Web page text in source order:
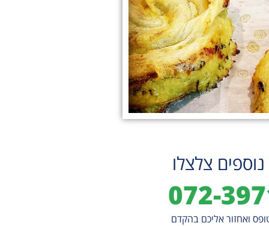
צלצלו
072-
ואחזור אליכם בהקדם